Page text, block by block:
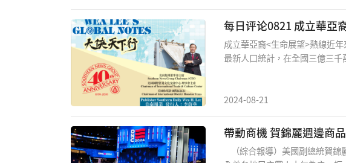
庫爾斯克的入侵提升了一些烏
每日评论0821 成立華亞
成立華亞裔<生命展望>熱線近
最新人口統計，在全國三億三
生了許多家庭悲劇,許多夫妻因
友受不了社會壓力而自殺，一
悲劇皆因事先未得到支援而造成
和難過。今晨有幸和休斯敦韓裔
如何為社區盡一份心力,我們決
2024-08-21
帶動商機 賀錦麗週邊商
（綜合報導）美國副總統賀錦